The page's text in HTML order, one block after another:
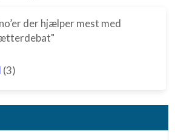
der hjælper mest med
(3)